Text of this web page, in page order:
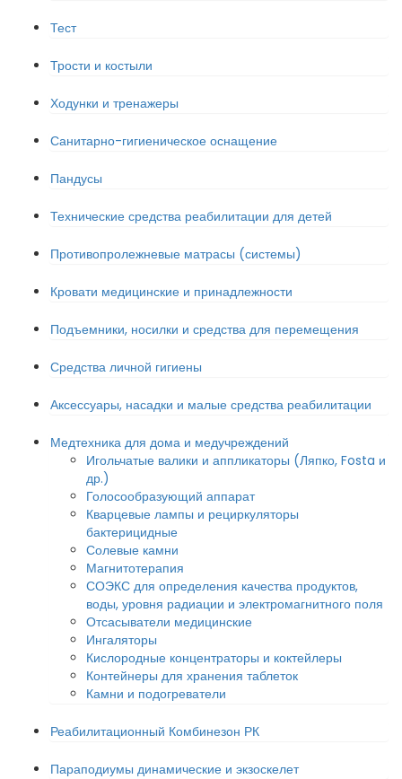
Тест
Трости и костыли
Ходунки и тренажеры
Санитарно-гигиеническое оснащение
Пандусы
Технические средства реабилитации для детей
Противопролежневые матрасы (системы)
Кровати медицинские и принадлежности
Подъемники, носилки и средства для перемещения
Средства личной гигиены
Аксессуары, насадки и малые средства реабилитации
Медтехника для дома и медучреждений
Игольчатые валики и аппликаторы (Ляпко, Fosta и
др.)
Голосообразующий аппарат
Кварцевые лампы и рециркуляторы
бактерицидные
Солевые камни
Магнитотерапия
СОЭКС для определения качества продуктов,
воды, уровня радиации и электромагнитного поля
Отсасыватели медицинские
Ингаляторы
Кислородные концентраторы и коктейлеры
Контейнеры для хранения таблеток
Камни и подогреватели
Реабилитационный Комбинезон РК
Параподиумы динамические и экзоскелет